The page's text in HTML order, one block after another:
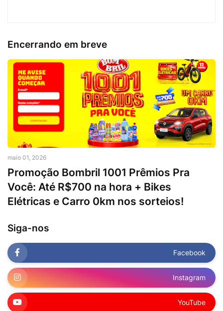
Encerrando em breve
maio 01, 2026
Promoção Bombril 1001 Prêmios Pra
Você: Até R$700 na hora + Bikes
Elétricas e Carro 0km nos sorteios!
Siga-nos
Facebook
Instagram
YouTube